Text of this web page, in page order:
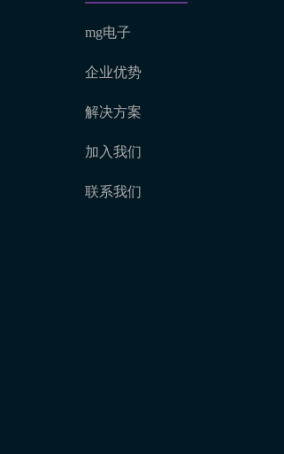
mg电子
企业优势
解决方案
加入我们
联系我们